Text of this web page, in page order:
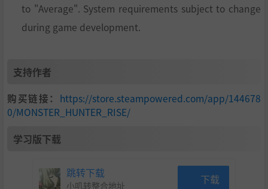
to "Average". System requirements subject to change
during game development.
支持作者
购买链接： https://store.steampowered.com/app/144678
0/MONSTER_HUNTER_RISE/
学习版下载
跳转下载
小叽转整合地址 下载